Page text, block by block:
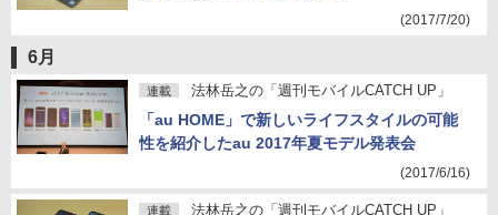
(2017/7/20)
6月
連載 法林岳之の「週刊モバイルCATCH UP」
「au HOME」で新しいライフスタイルの可能
性を紹介したau 2017年夏モデル発表会
(2017/6/16)
連載 法林岳之の「週刊モバイルCATCH UP」